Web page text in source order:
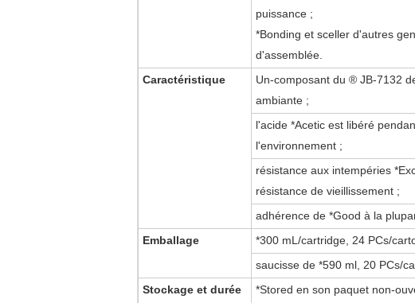
puissance ;
*Bonding et sceller d'autres
d'assemblée.
Caractéristique
Un-composant du ® JB-7132
ambiante ;
l'acide *Acetic est libéré
l'environnement ;
résistance aux intempéries
résistance de vieillissement ;
adhérence de *Good à la
Emballage
*300 mL/cartridge, 24 PCs/
saucisse de *590 ml, 20 PCs/
Stockage et durée
*Stored en son paquet non-